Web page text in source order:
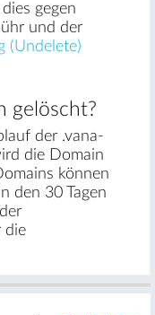
gegen
und der
(Undelete)
gelöscht?
der .vana-
die Domain
können
den 30 Tagen
die